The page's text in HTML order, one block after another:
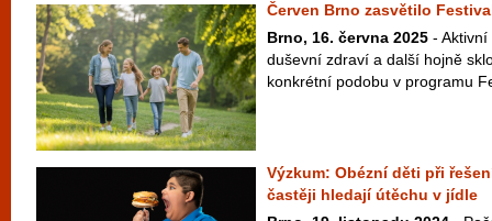
Červen Brno zasvětilo
Brno, 16. června 2025 -
duševní zdraví a další hojně
konkrétní podobu v programu
Výzkum: Obézní děti při
častěji hledají útěchu v jídle